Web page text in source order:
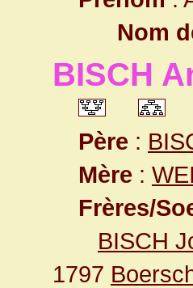
Nom
BISCH
Père :
Mère :
Frères/
BISCH
1797